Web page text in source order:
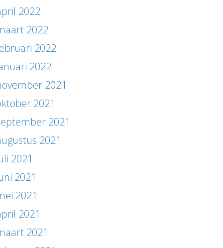
2022
2022
2022
2022
2021
2021
2021
2021
2021
2021
2021
2021
2021